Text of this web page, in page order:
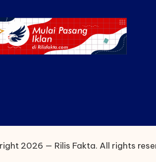
2026 — Rilis Fakta. All rights